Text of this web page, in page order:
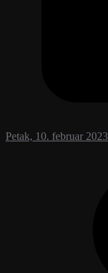
Petak, 10. februar